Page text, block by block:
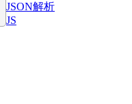
JSON解析
JS